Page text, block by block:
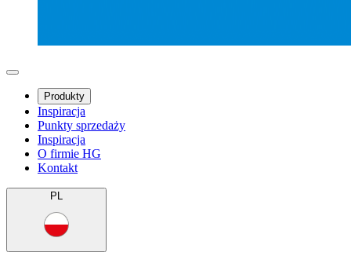
Produkty
Inspiracja
Punkty sprzedaży
Inspiracja
O firmie HG
Kontakt
PL